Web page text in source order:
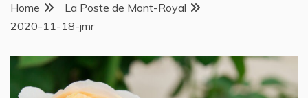
Home
La Poste de Mont-Royal
2020-11-18-jmr